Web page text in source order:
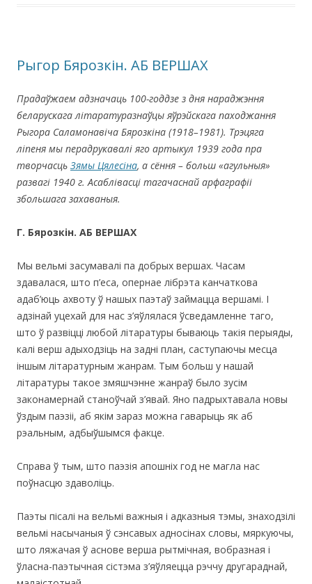
Рыгор Бярозкін. АБ ВЕРШАХ
Прадаўжаем адзначаць 100-годдзе з дня нараджэння
беларускага літаратуразнаўцы яўрэйскага паходжання
Рыгора Саламонавіча Бярозкіна (1918–1981). Трэцяга
ліпеня мы перадрукавалі яго артыкул 1939 года пра
творчасць Зямы Цялесіна, а сёння – больш «агульныя»
развагі 1940 г. Асаблівасці тагачаснай арфаграфіі
збольшага захаваныя.
Г. Бярозкін. АБ ВЕРШАХ
Мы вельмі засумавалі па добрых вершах. Часам
здавалася, што п’еса, опернае лібрэта канчаткова
адаб’юць ахвоту ў нашых паэтаў займацца вершамі. І
адзінай уцехай для нас з’яўлялася ўсведамленне таго,
што ў развіцці любой літаратуры бываюць такія перыяды,
калі верш адыходзіць на задні план, саступаючы месца
іншым літаратурным жанрам. Тым больш у нашай
літаратуры такое змяшчэнне жанраў было зусім
законамернай станоўчай з’явай. Яно падрыхтавала новы
ўздым паэзіі, аб якім зараз можна гаварыць як аб
рэальным, адбыўшымся факце.
Справа ў тым, што паэзія апошніх год не магла нас
поўнасцю здаволіць.
Паэты пісалі на вельмі важныя і адказныя тэмы, знаходзілі
вельмі насычаныя ў сэнсавых адносінах словы, мяркуючы,
што ляжачая ў аснове верша рытмічная, вобразная і
ўласна-паэтычная сістэма з’яўляецца рэччу другараднай,